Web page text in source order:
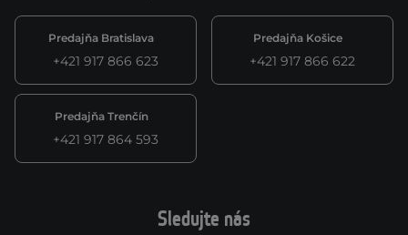
Predajňa Bratislava
+421 917 866 623
Predajňa Košice
+421 917 866 622
Predajňa Trenčín
+421 917 864 593
Sledujte nás